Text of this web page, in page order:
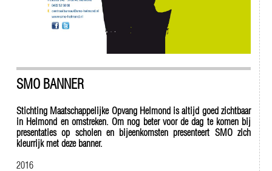
SMO BANNER
Stichting Maatschappelijke Opvang Helmond is altijd goed zichtbaar
in Helmond en omstreken. Om nog beter voor de dag te komen bij
presentaties op scholen en bijeenkomsten presenteert SMO zich
kleurrijk met deze banner.
2016